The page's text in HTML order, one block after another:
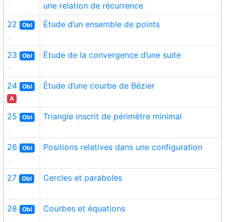
une relation de récurrence
22 Obl Étude d’un ensemble de points
23 Obl Étude de la convergence d’une suite
24 Obl
A
Étude d’une courbe de Bézier
25 Obl Triangle inscrit de périmètre minimal
26 Obl Positions relatives dans une configuration
27 Obl Cercles et paraboles
28 Obl Courbes et équations